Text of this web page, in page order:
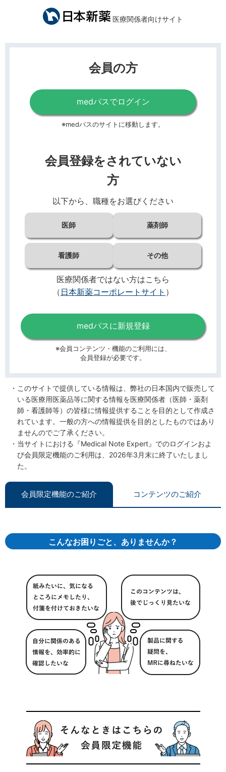
医療関係者向けサイト
会員の方
medパスでログイン
※medパスのサイトに移動します。
会員登録をされていない
方
以下から、職種をお選びください
医師 薬剤師
看護師 その他
医療関係者ではない方はこちら
（ 日本新薬コーポレートサイト ）
medパスに新規登録
※会員コンテンツ・機能のご利用には、
会員登録が必要です。
このサイトで提供している情報は、弊社の日本国内で販売して
いる医療用医薬品等に関する情報を医療関係者（医師・薬剤
師・看護師等）の皆様に情報提供することを目的として作成さ
れています。一般の方への情報提供を目的としたものではあり
ませんのでご了承ください。
当サイトにおける『Medical Note Expert』でのログインおよ
び会員限定機能のご利用は、2026年3月末に終了いたしまし
た。
会員限定機能のご紹介 コンテンツのご紹介
こんなお困りごと、ありませんか？